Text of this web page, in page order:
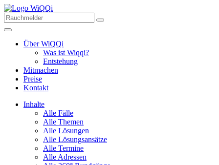
Über WiQQi
Was ist Wiqqi?
Entstehung
Mitmachen
Preise
Kontakt
Inhalte
Alle Fälle
Alle Themen
Alle Lösungen
Alle Lösungsansätze
Alle Termine
Alle Adressen